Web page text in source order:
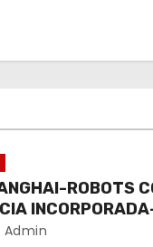
ROBOTS
Admin